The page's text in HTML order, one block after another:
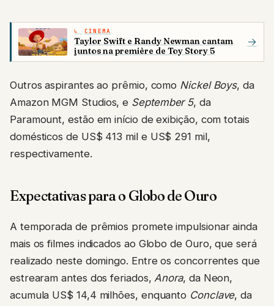
CINEMA
Taylor Swift e Randy Newman cantam
juntos na première de Toy Story 5
→
Outros aspirantes ao prêmio, como Nickel Boys, da
Amazon MGM Studios, e September 5, da
Paramount, estão em início de exibição, com totais
domésticos de US$ 413 mil e US$ 291 mil,
respectivamente.
Expectativas para o Globo de Ouro
A temporada de prêmios promete impulsionar ainda
mais os filmes indicados ao Globo de Ouro, que será
realizado neste domingo. Entre os concorrentes que
estrearam antes dos feriados,Anora, da Neon,
acumula US$ 14,4 milhões, enquanto Conclave, da